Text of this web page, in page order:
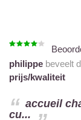
philippe beveelt
prijs/kwaliteit
accueil
cu...